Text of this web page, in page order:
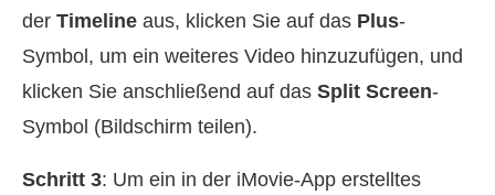
der Timeline aus, klicken Sie auf das Plus-
Symbol, um ein weiteres Video hinzuzufügen, und
klicken Sie anschließend auf das Split Screen-
Symbol (Bildschirm teilen).
Schritt 3: Um ein in der iMovie‑App erstelltes